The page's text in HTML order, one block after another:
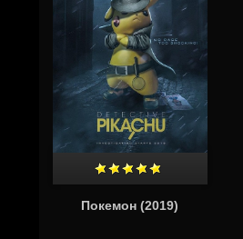
Покемон (2019)